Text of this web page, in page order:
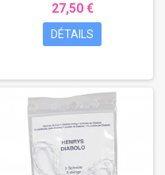
27,50 €
DÉTAILS